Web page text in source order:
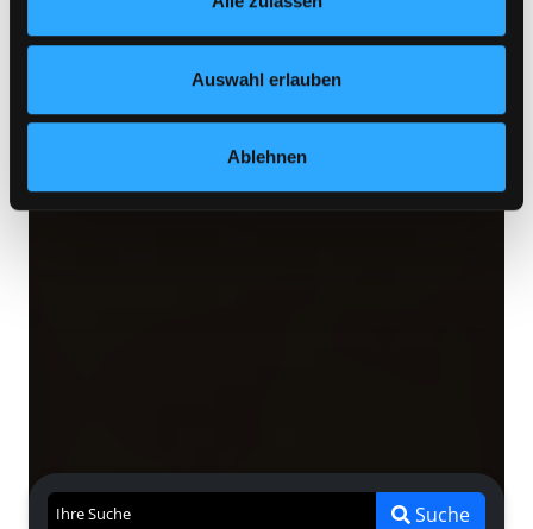
Nähere Informationen finden Sie in unserer
Auswahl erlauben
Ablehnen
Suche